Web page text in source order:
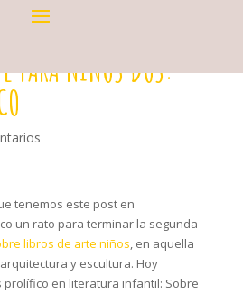
PARA NINOS DOS:
tenemos este post en
un rato para terminar la segunda
libros de arte niños, en aquella
y escultura. Hoy
prolífico en literatura infantil: Sobre